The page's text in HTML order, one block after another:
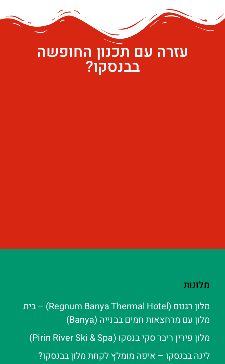
עזרה עם תכנון החופשה
בבנסקו?
מלונות
מלון רגנום (Regnum Banya Thermal Hotel) – בית
מלון עם מרחצאות חמים בבנייה (Banya)
מלון פירין ריבר סקי בנסקו (Pirin River Ski & Spa‬)
לינה בבנסקו – איפה מומלץ לקחת מלון בבנסקו?